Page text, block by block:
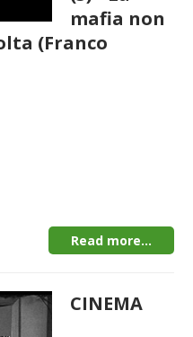
mafia non
(Franco
Read more...
CINEMA